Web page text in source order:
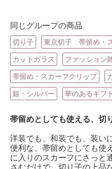
同じグループの商品
切り子 東京切子 帯留め・
カットガラス ファッション
帯留め・スカーフクリップ
銀・シルバー 華のあるギフト
帯留めとしても使える、切
洋装でも、和装でも、装い
便利な、帯留めとしても使
に入りのスカーフにさっと
さむだけで、切り子の上品